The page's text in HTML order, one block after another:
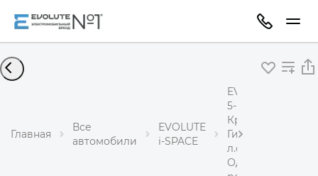
Главная
Все
автомобили
EVOLUTE
i-SPACE
EVOLUTE i-SPACE
5-местный
Кроссовер
Гибрид 1,5 л 218
л.с.